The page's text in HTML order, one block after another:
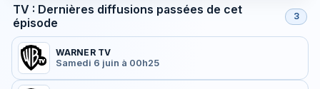
TV : Dernières diffusions passées de cet
épisode
3
WARNER TV
Samedi 6 juin à 00h25